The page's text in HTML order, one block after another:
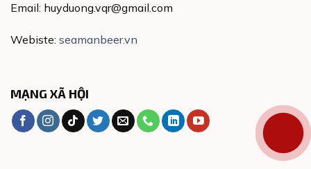
Email: huyduong.vqr@gmail.com
Webiste: seamanbeer.vn
MẠNG XÃ HỘI